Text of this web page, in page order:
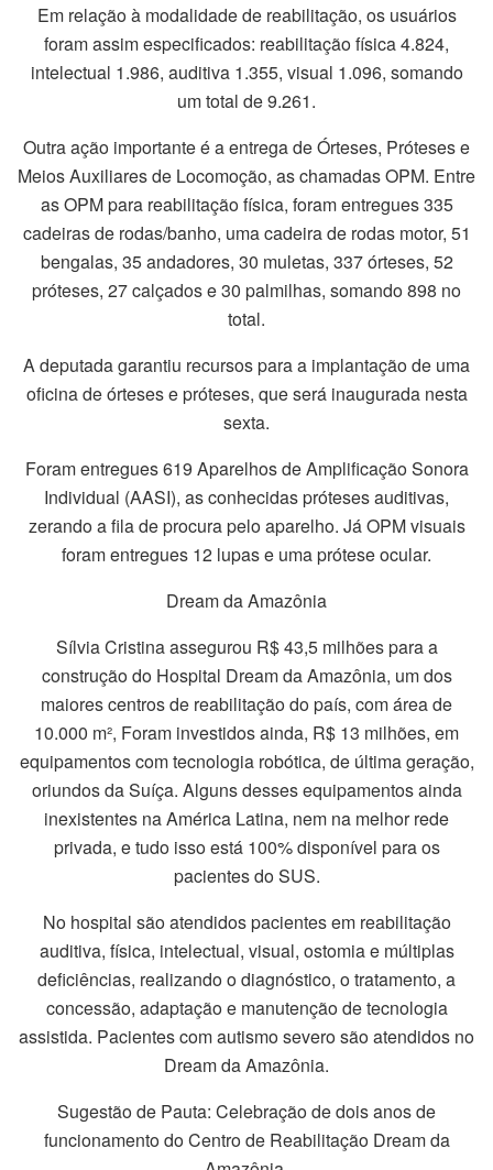
Em relação à modalidade de reabilitação, os usuários
foram assim especificados: reabilitação física 4.824,
intelectual 1.986, auditiva 1.355, visual 1.096, somando
um total de 9.261.
Outra ação importante é a entrega de Órteses, Próteses e
Meios Auxiliares de Locomoção, as chamadas OPM. Entre
as OPM para reabilitação física, foram entregues 335
cadeiras de rodas/banho, uma cadeira de rodas motor, 51
bengalas, 35 andadores, 30 muletas, 337 órteses, 52
próteses, 27 calçados e 30 palmilhas, somando 898 no
total.
A deputada garantiu recursos para a implantação de uma
oficina de órteses e próteses, que será inaugurada nesta
sexta.
Foram entregues 619 Aparelhos de Amplificação Sonora
Individual (AASI), as conhecidas próteses auditivas,
zerando a fila de procura pelo aparelho. Já OPM visuais
foram entregues 12 lupas e uma prótese ocular.
Dream da Amazônia
Sílvia Cristina assegurou R$ 43,5 milhões para a
construção do Hospital Dream da Amazônia, um dos
maiores centros de reabilitação do país, com área de
10.000 m², Foram investidos ainda, R$ 13 milhões, em
equipamentos com tecnologia robótica, de última geração,
oriundos da Suíça. Alguns desses equipamentos ainda
inexistentes na América Latina, nem na melhor rede
privada, e tudo isso está 100% disponível para os
pacientes do SUS.
No hospital são atendidos pacientes em reabilitação
auditiva, física, intelectual, visual, ostomia e múltiplas
deficiências, realizando o diagnóstico, o tratamento, a
concessão, adaptação e manutenção de tecnologia
assistida. Pacientes com autismo severo são atendidos no
Dream da Amazônia.
Sugestão de Pauta: Celebração de dois anos de
funcionamento do Centro de Reabilitação Dream da